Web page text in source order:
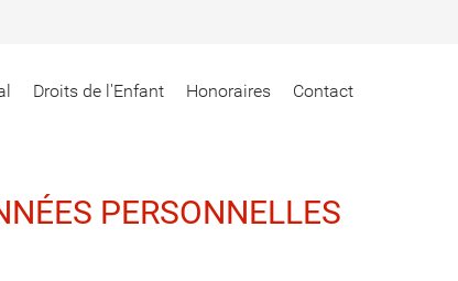
Droits de l'Enfant Honoraires Contact
PERSONNELLES